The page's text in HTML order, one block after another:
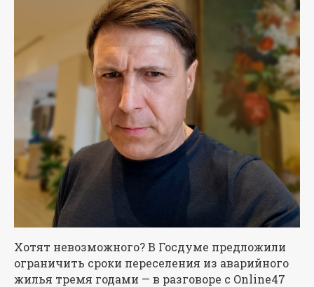
Хотят невозможного? В Госдуме предложили
ограничить сроки переселения из аварийного
жилья тремя годами — в разговоре с Online47